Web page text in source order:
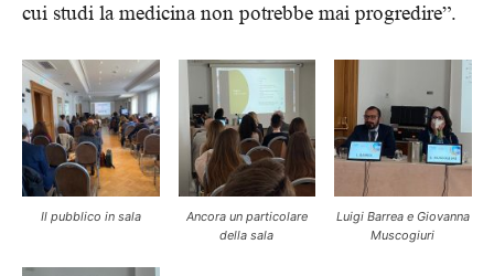
cui studi la medicina non potrebbe mai progredire”.
Il pubblico in sala
Ancora un particolare
della sala
Luigi Barrea e Giovanna
Muscogiuri